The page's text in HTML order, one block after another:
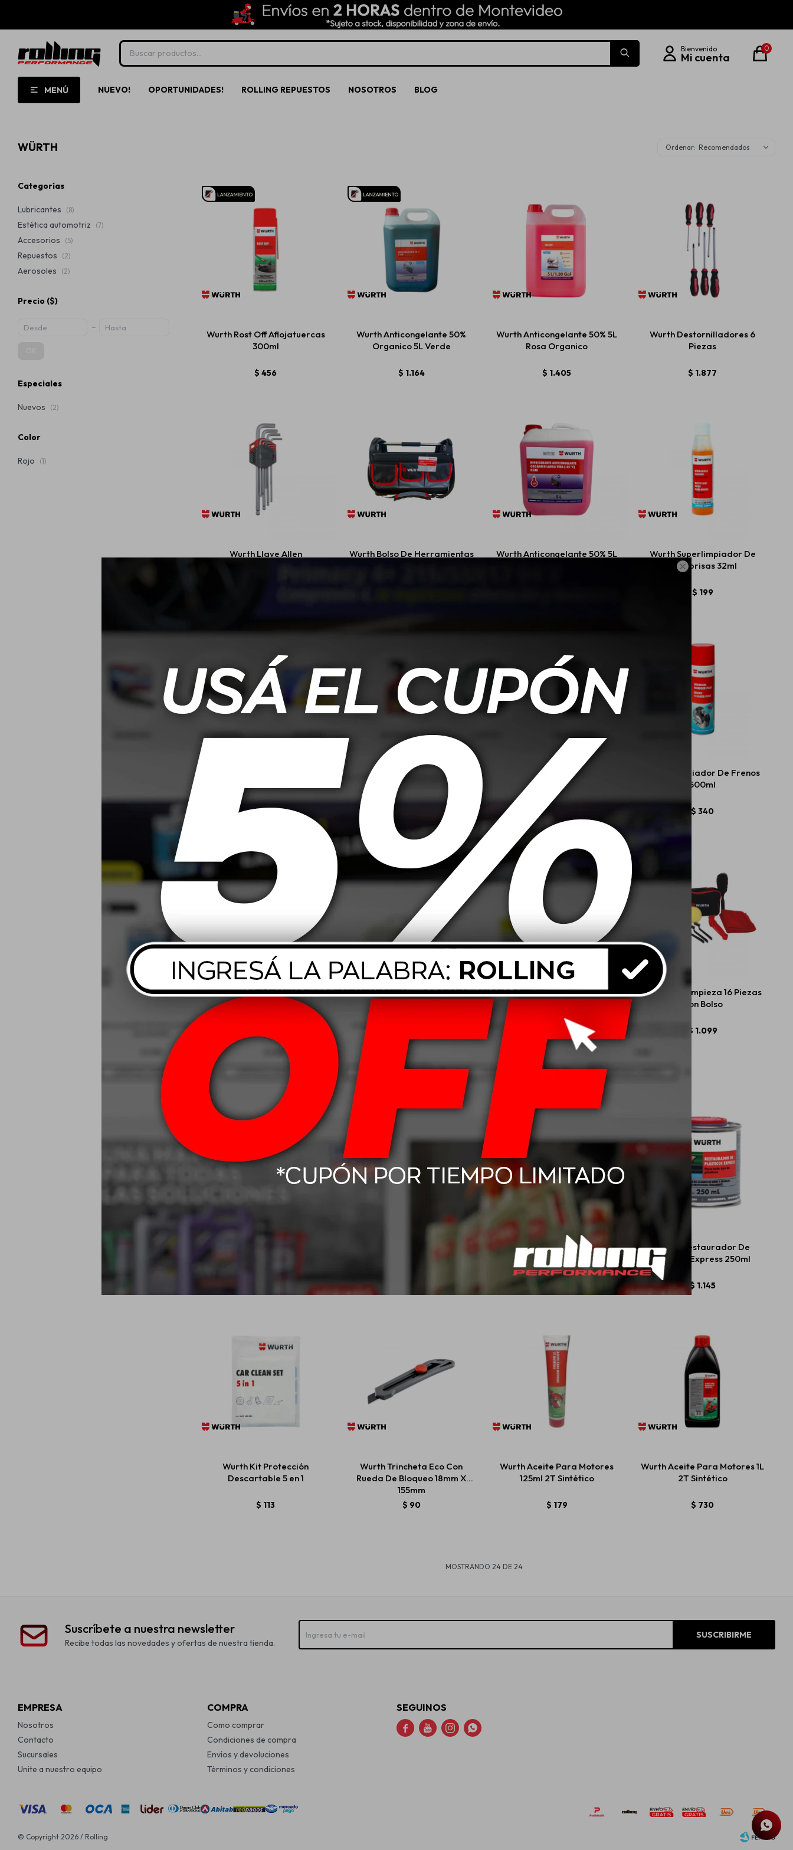

MENÚ NUEVO! OPORTUNIDADES! ROLLING REPUESTOS NOSOTROS BLOG
0
WÜRTH Recomendados
Wurth Rost Off Aflojatuercas
300ml
$ 456
Wurth Anticongelante 50%
Organico 5L Verde
$ 1.164
Wurth Anticongelante 50% 5L
Rosa Organico
$ 1.405
Wurth Destornilladores 6
Piezas
$ 1.877
Wurth Llave Allen
Wurth Bolso De Herramientas
Wurth Anticongelante 50% 5L
Wurth Superlimpiador De
Parabrisas 32ml
$ 199
$920
Wurth Cepillos De Detalle Set
Wurth Cepillos De Alambre
Set X3
Wurth Limpiador De Frenos
500ml
$ 340
Wurth Limpiador A/C HSW200
Plus Lavanda
Wurth Anticorrosivo 5L Rosa
Wurth Anticongelante 20% 1L -
Rosa organico
198
Wurth Kit Limpieza 16 Piezas
Con Bolso
$ 1.099
Wurth Rost Off Mechanic
300ml
Wurth Restaurador De
Plastico Express 250ml
$ 1.145
Wurth Kit Protección
Descartable 5 en 1
$ 113
Wurth Trincheta Eco Con
Rueda De Bloqueo 18mm X
155mm
$ 90
Wurth Aceite Para Motores
125ml 2T Sintético
$ 179
Wurth Aceite Para Motores 1L
2T Sintético
$ 730
MOSTRANDO 24 DE 24
Categorías
Lubricantes (8)
Estética automotriz (7)
Accesorios (5)
Repuestos (2)
Aerosoles (2)
Precio ($)
Especiales
Nuevos (2)
Color
Rojo (1)
Suscríbete a nuestra newsletter
Recibe todas las novedades y ofertas de nuestra tienda.
SUSCRIBIRME
EMPRESA
Nosotros
Contacto
Sucursales
Unite a nuestro equipo
COMPRA
Como comprar
Condiciones de compra
Envíos y devoluciones
Términos y condiciones
SEGUINOS
   
© Copyright 2026 / Rolling